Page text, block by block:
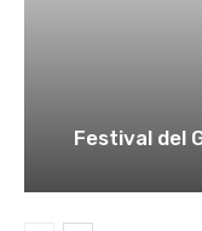
Festival del